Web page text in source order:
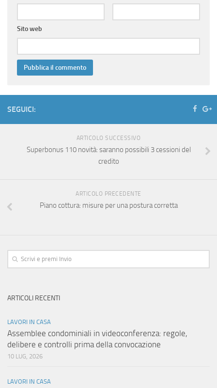
Sito web
SEGUICI:
ARTICOLO SUCCESSIVO
Superbonus 110 novità: saranno possibili 3 cessioni del
credito
ARTICOLO PRECEDENTE
Piano cottura: misure per una postura corretta
ARTICOLI RECENTI
LAVORI IN CASA
Assemblee condominiali in videoconferenza: regole,
delibere e controlli prima della convocazione
10 LUG, 2026
LAVORI IN CASA